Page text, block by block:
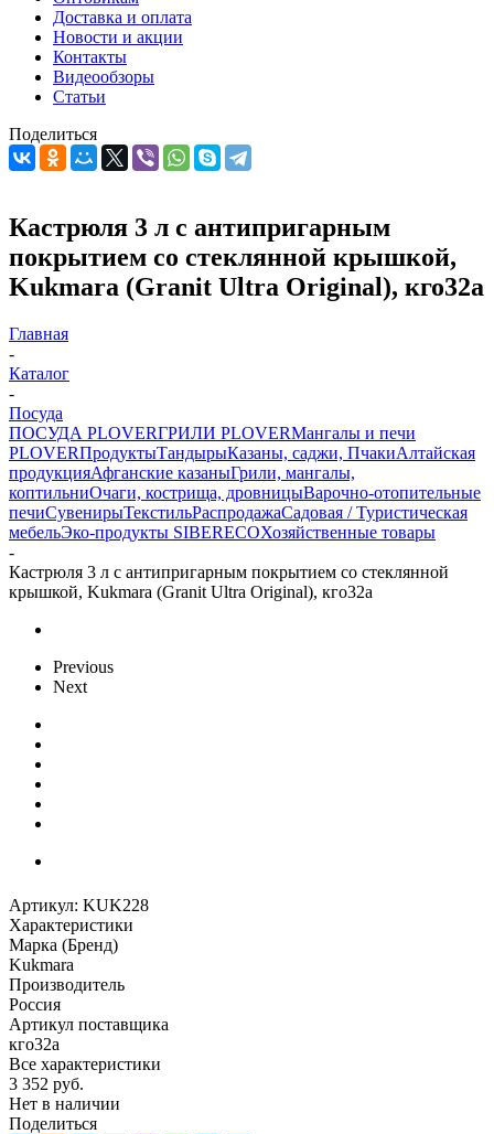
Доставка и оплата
Новости и акции
Контакты
Видеообзоры
Статьи
Поделиться
Кастрюля 3 л с антипригарным
покрытием со стеклянной крышкой,
Kukmara (Granit Ultra Original), кго32а
Главная
-
Каталог
-
Посуда
ПОСУДА PLOVERГРИЛИ PLOVERМангалы и печи
PLOVERПродуктыТандырыКазаны, саджи, ПчакиАлтайская
продукцияАфганские казаныГрили, мангалы,
коптильниОчаги, кострища, дровницыВарочно-отопительные
печиСувенирыТекстильРаспродажаСадовая / Туристическая
мебельЭко-продукты SIBERECOХозяйственные товары
-
Кастрюля 3 л с антипригарным покрытием со стеклянной
крышкой, Kukmara (Granit Ultra Original), кго32а
Previous
Next
Артикул: KUK228
Характеристики
Марка (Бренд)
Kukmara
Производитель
Россия
Артикул поставщика
кго32а
Все характеристики
3 352 руб.
Нет в наличии
Поделиться